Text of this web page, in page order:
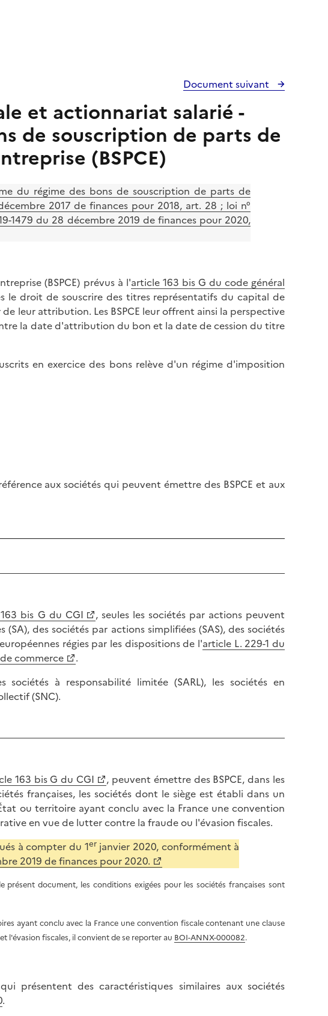
Document suivant
et actionnariat salarié -
de souscription de parts de
(BSPCE)
du régime des bons de souscription de parts de
2017 de finances pour 2018, art. 28 ; loi n°
1479 du 28 décembre 2019 de finances pour 2020,
(BSPCE) prévus à l'article 163 bis G du code général
le droit de souscrire des titres représentatifs du capital de
leur attribution. Les BSPCE leur offrent ainsi la perspective
la date d'attribution du bon et la date de cession du titre
en exercice des bons relève d'un régime d'imposition
aux sociétés qui peuvent émettre des BSPCE et aux
bis G du CGI
, seules les sociétés par actions peuvent
des sociétés par actions simplifiées (SAS), des sociétés
régies par les dispositions de l'article L. 229-1 du
commerce
.
à responsabilité limitée (SARL), les sociétés en
(SNC).
163 bis G du CGI
, peuvent émettre des BSPCE, dans les
françaises, les sociétés dont le siège est établi dans un
ou territoire ayant conclu avec la France une convention
en vue de lutter contre la fraude ou l'évasion fiscales.
à compter du 1erjanvier 2020, conformément à
2019 de finances pour 2020.
présent document, les conditions exigées pour les sociétés françaises sont
ayant conclu avec la France une convention fiscale contenant une clause
l'évasion fiscales, il convient de se reporter au BOI-ANNX-000082.
présentent des caractéristiques similaires aux sociétés
.